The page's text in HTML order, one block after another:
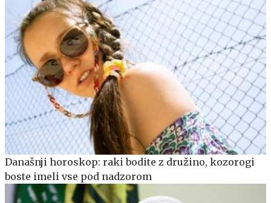
Današnji horoskop: raki bodite z družino, kozorogi
boste imeli vse pod nadzorom